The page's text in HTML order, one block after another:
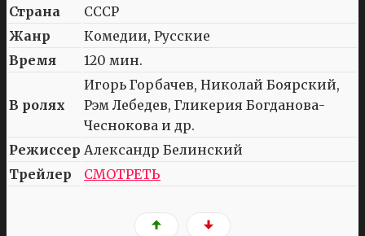
Страна
СССР
Жанр
Комедии, Русские
Время
120 мин.
В ролях
Игорь Горбачев, Николай Боярский,
Рэм Лебедев, Гликерия Богданова-
Чеснокова и др.
Режиссер Александр Белинский
Трейлер
СМОТРЕТЬ